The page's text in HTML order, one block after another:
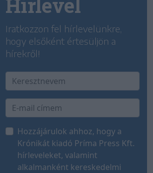
Iratkozzon fel hírlevelünkre,
hogy elsőként értesüljön a
hírekről!
Hozzájárulok ahhoz, hogy a
Krónikát kiadó Príma Press Kft.
hírleveleket, valamint
alkalmanként kereskedelmi